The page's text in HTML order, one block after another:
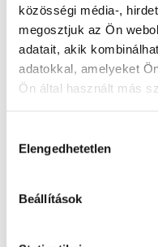
közösségi média-,
megosztjuk az Ön
adatait, akik
adatokkal, amelyeket
Ön által használt más
kiválasztása
Elengedhetetlen
Beállítások
Egységcsomag súlya:
Vonalkód:
Kapcsolódó